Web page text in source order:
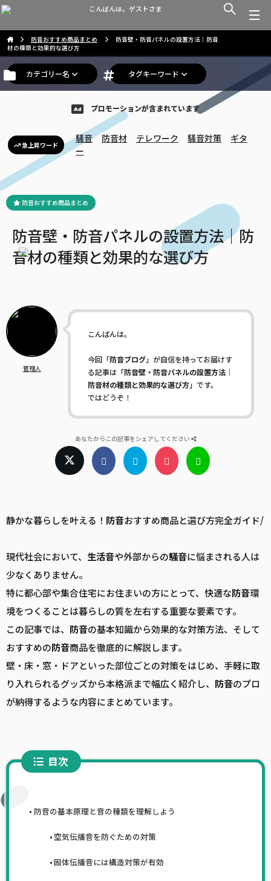
こんばんは。ゲストさま
防音おすすめ商品まとめ
防音壁・防音パネルの設置方法｜防音
材の種類と効果的な選び方
カテゴリー名 タグキーワード
プロモーションが含まれています
急上昇ワード
騒音 防音材 テレワーク 騒音対策
ギタ
ー
防音おすすめ商品まとめ
防音壁・防音パネルの設置方法｜防
音材の種類と効果的な選び方
管理人
こんばんは。
今回「防音ブログ」が自信を持ってお届けす
る記事は「防音壁・防音パネルの設置方法｜
防音材の種類と効果的な選び方」です。
ではどうぞ！
あなたからこの記事をシェアしてください
静かな暮らしを叶える！ 防音おすすめ商品と選び方完全ガイド/
現代社会において、 生活音や外部からの騒音に悩まされる人は
少なくありません。
特に都心部や集合住宅にお住まいの方にとって、快適な防音環
境をつくることは暮らしの質を左右する重要な要素です。
この記事では、 防音の基本知識から効果的な対策方法、そして
おすすめの防音商品を徹底的に解説します。
壁・床・窓・ドアといった部位ごとの対策をはじめ、手軽に取
り入れられるグッズから本格派まで幅広く紹介し、 防音のプロ
が納得するような内容にまとめています。
目次
防音の基本原理と音の種類を理解しよう
空気伝播音を防ぐための対策
固体伝播音には構造対策が有効